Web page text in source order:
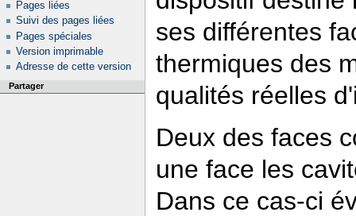
ses différentes
thermiques des
qualités réelles
Deux des faces
une face les
Dans ce cas-ci
Pages liées
Suivi des pages liées
Pages spéciales
Version imprimable
Adresse de cette version
Partager